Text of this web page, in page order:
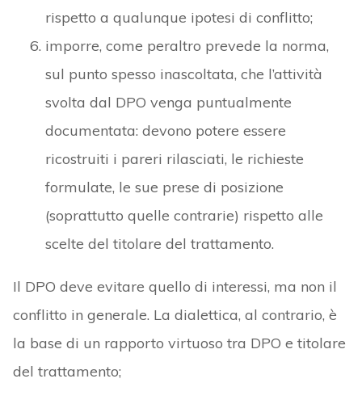
rispetto a qualunque ipotesi di conflitto;
imporre, come peraltro prevede la norma,
sul punto spesso inascoltata, che l’attività
svolta dal DPO venga puntualmente
documentata: devono potere essere
ricostruiti i pareri rilasciati, le richieste
formulate, le sue prese di posizione
(soprattutto quelle contrarie) rispetto alle
scelte del titolare del trattamento.
Il DPO deve evitare quello di interessi, ma non il
conflitto in generale. La dialettica, al contrario, è
la base di un rapporto virtuoso tra DPO e titolare
del trattamento;